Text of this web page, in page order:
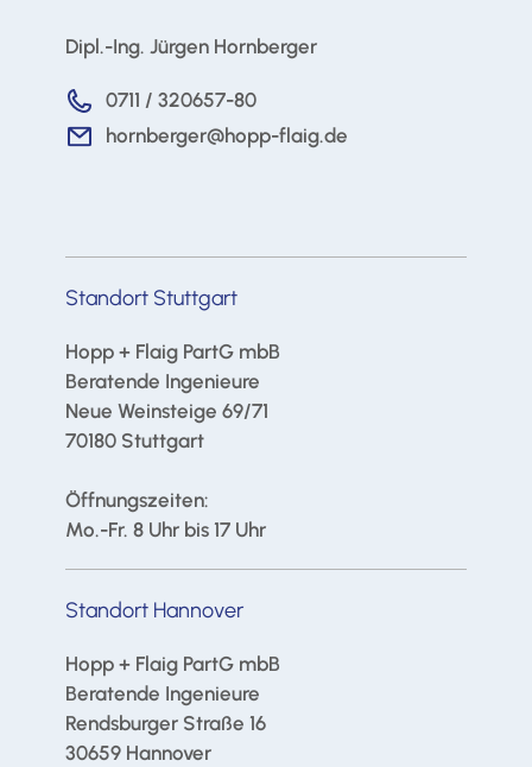
Dipl.-Ing. Jürgen Hornberger
0711 / 320657-80
hornberger@hopp-flaig.de
Standort Stuttgart
Hopp + Flaig PartG mbB
Beratende Ingenieure
Neue Weinsteige 69/71
70180 Stuttgart
Öffnungszeiten:
Mo.-Fr. 8 Uhr bis 17 Uhr
Standort Hannover
Hopp + Flaig PartG mbB
Beratende Ingenieure
Rendsburger Straße 16
30659 Hannover